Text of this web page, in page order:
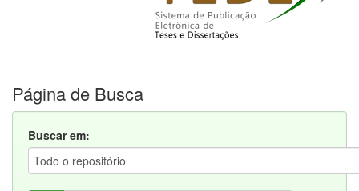
Página de Busca
Buscar em: